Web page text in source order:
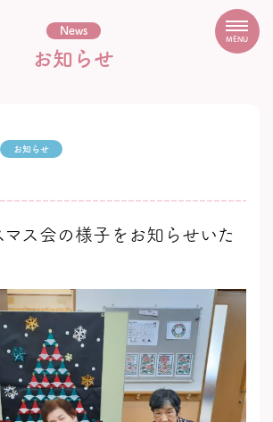
MENU
News
お知らせ
お知らせ
マス会の様子をお知らせいた